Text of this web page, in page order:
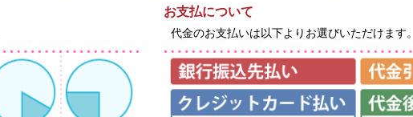
お支払について
代金のお支払いは以下よりお選びいただけます。